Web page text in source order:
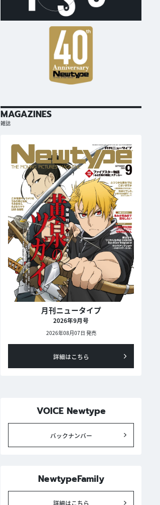
MAGAZINES
雑誌
月刊ニュータイプ
2026年9月号
2026年08月07日 発売
詳細はこちら
VOICE Newtype
バックナンバー
NewtypeFamily
詳細はこちら